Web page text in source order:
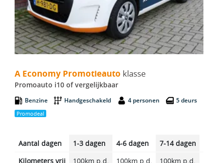
A Economy Promotieauto klasse
Promoauto i10 of vergelijkbaar
Benzine Handgeschakeld 4 personen 5 deurs
Promodeal
Aantal dagen 1-3 dagen 4-6 dagen 7-14 dagen
Kilometers vrij
100km p.d. 100km p.d. 100km p.d.